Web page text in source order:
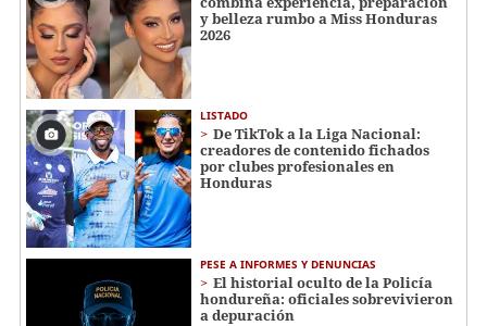
y belleza rumbo a Miss Honduras
2026
LISTADO
De TikTok a la Liga Nacional:
creadores de contenido fichados
por clubes profesionales en
Honduras
PESE A INFORMES Y DENUNCIAS
El historial oculto de la Policía
hondureña: oficiales sobrevivieron
a depuración